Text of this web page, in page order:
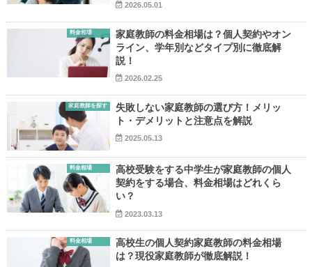
2026.05.01
料金相場
家庭教師の料金相場は？個人契約やオン
ライン、学年別などタイプ別に徹底解
説！
2026.02.25
家庭教師を探す
失敗しない家庭教師の選び方！メリッ
ト・デメリットと注意点を解説
2025.05.13
料金相場
高校受験をする中学生が家庭教師の個人
契約をする場合、料金相場はどれくら
い？
2023.03.13
料金相場
高校生の個人契約家庭教師の料金相場
は？現役家庭教師が徹底解説！